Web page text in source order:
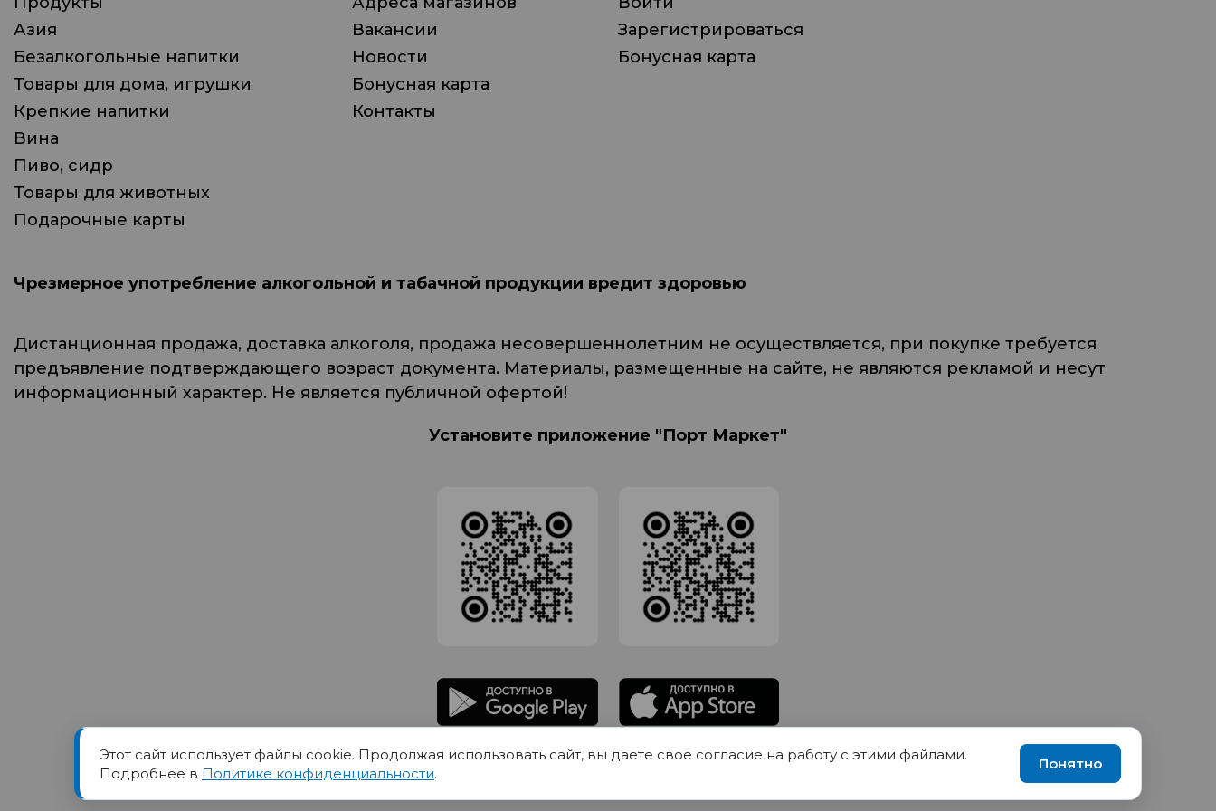
Азия
Безалкогольные напитки
Товары для дома, игрушки
Крепкие напитки
Вина
Пиво, сидр
Товары для животных
Подарочные карты
Вакансии
Новости
Бонусная карта
Контакты
Зарегистрироваться
Бонусная карта
Чрезмерное употребление алкогольной и табачной продукции вредит здоровью
Дистанционная продажа, доставка алкоголя, продажа несовершеннолетним не осуществляется, при покупке требуется
предъявление подтверждающего возраст документа. Материалы, размещенные на сайте, не являются рекламой и несут
информационный характер. Не является публичной офертой!
Установите приложение "Порт Маркет"
Товарный знак ПОРТ принадлежит Обществу с Ограниченной ответственностью СИГМАТОРГ, ОГРН 1191690035570, ИНН 1655417189
Юр.адрес 420012 Казань переулок Щербаковский дом 7, пом 1013, офис 5
Этот сайт использует файлы cookie. Продолжая использовать сайт, вы даете свое согласие на работу с этими файлами.
Подробнее в Политике конфиденциальности.
Понятно